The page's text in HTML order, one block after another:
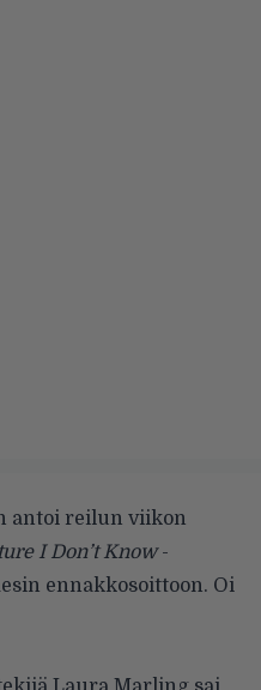
antoi reilun viikon
I Don’t Know-
ennakkosoittoon. Oi